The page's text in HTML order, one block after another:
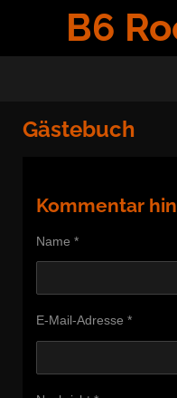
Hauptinhalt
springen
B6
Gästebuch
Kommentar
Name *
E-Mail-Adresse *